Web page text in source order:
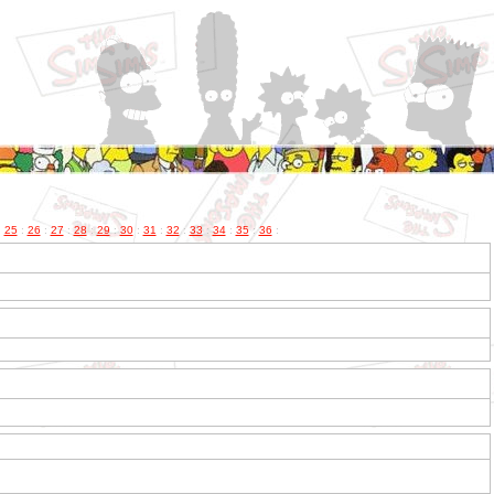
25: 26 : 27 : 28 :29 :30: 31 : 32: 33:34: 35: 36 :